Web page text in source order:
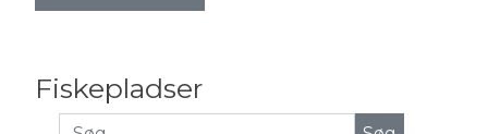
Fiskepladser